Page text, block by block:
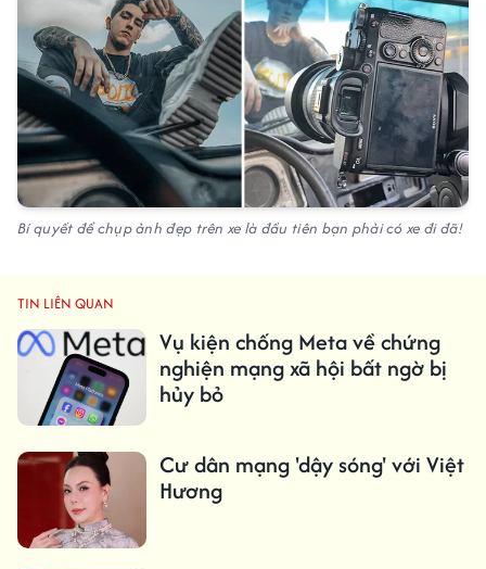
Bí quyết để chụp ảnh đẹp trên xe là đầu tiên bạn phải có xe đi đã!
TIN LIÊN QUAN
Vụ kiện chống Meta về chứng
nghiện mạng xã hội bất ngờ bị
hủy bỏ
Cư dân mạng 'dậy sóng' với Việt
Hương